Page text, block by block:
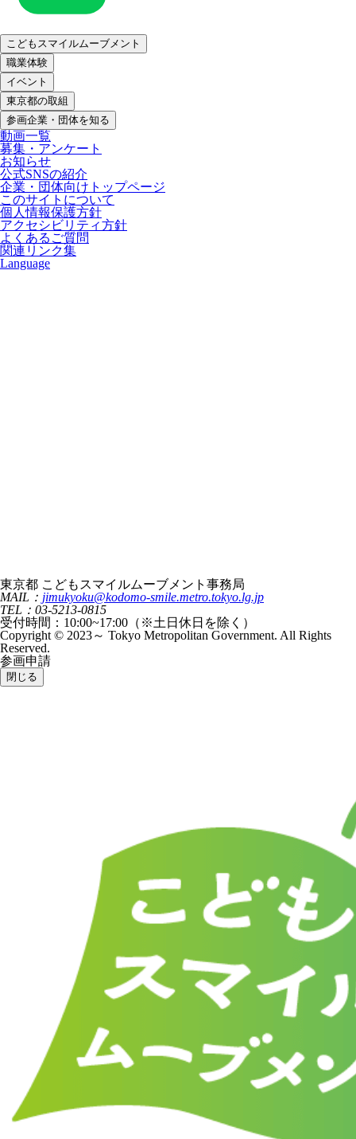
こどもスマイルムーブメント
職業体験
イベント
東京都の取組
参画企業・団体を知る
動画一覧
募集・アンケート
お知らせ
公式SNSの紹介
企業・団体向けトップページ
このサイトについて
個人情報保護方針
アクセシビリティ方針
よくあるご質問
関連リンク集
Language
東京都 こどもスマイルムーブメント事務局
MAIL： jimukyoku@kodomo-smile.metro.tokyo.lg.jp
TEL：03-5213-0815
受付時間：10:00~17:00（※土日休日を除く）
Copyright © 2023～ Tokyo Metropolitan Government. All Rights
Reserved.
参画申請
閉じる